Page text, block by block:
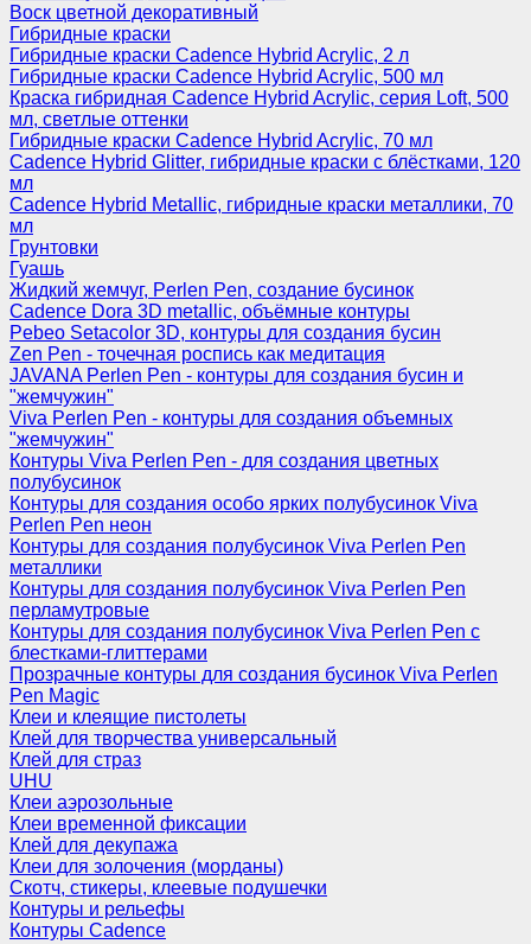
Воск цветной декоративный
Гибридные краски
Гибридные краски Cadence Hybrid Acrylic, 2 л
Гибридные краски Cadence Hybrid Acrylic, 500 мл
Краска гибридная Cadence Hybrid Acrylic, серия Loft, 500
мл, светлые оттенки
Гибридные краски Cadence Hybrid Acrylic, 70 мл
Cadence Hybrid Glitter, гибридные краски с блёстками, 120
мл
Cadence Hybrid Metallic, гибридные краски металлики, 70
мл
Грунтовки
Гуашь
Жидкий жемчуг, Perlen Pen, создание бусинок
Cadence Dora 3D metallic, объёмные контуры
Pebeo Setacolor 3D, контуры для создания бусин
Zen Pen - точечная роспись как медитация
JAVANA Perlen Pen - контуры для создания бусин и
"жемчужин"
Viva Perlen Pen - контуры для создания объемных
"жемчужин"
Контуры Viva Perlen Pen - для создания цветных
полубусинок
Контуры для создания особо ярких полубусинок Viva
Perlen Pen неон
Контуры для создания полубусинок Viva Perlen Pen
металлики
Контуры для создания полубусинок Viva Perlen Pen
перламутровые
Контуры для создания полубусинок Viva Perlen Pen с
блестками-глиттерами
Прозрачные контуры для создания бусинок Viva Perlen
Pen Magic
Клеи и клеящие пистолеты
Клей для творчества универсальный
Клей для страз
UHU
Клеи аэрозольные
Клеи временной фиксации
Клей для декупажа
Клеи для золочения (морданы)
Скотч, стикеры, клеевые подушечки
Контуры и рельефы
Контуры Cadence